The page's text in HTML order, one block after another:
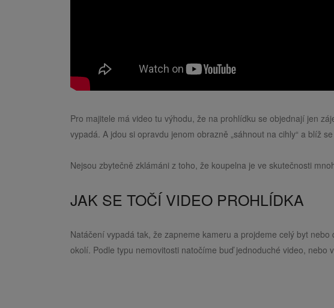
Pro majitele má video tu výhodu, že na prohlídku se objednají jen
vypadá. A jdou si opravdu jenom obrazně „sáhnout na cihly“ a blíž
Nejsou zbytečně zklámáni z toho, že koupelna je ve skutečnosti
JAK SE TOČÍ VIDEO PROHLÍDKA
Natáčení vypadá tak, že zapneme kameru a projdeme celý byt
okolí. Podle typu nemovitosti natočíme buď jednoduché video, nebo